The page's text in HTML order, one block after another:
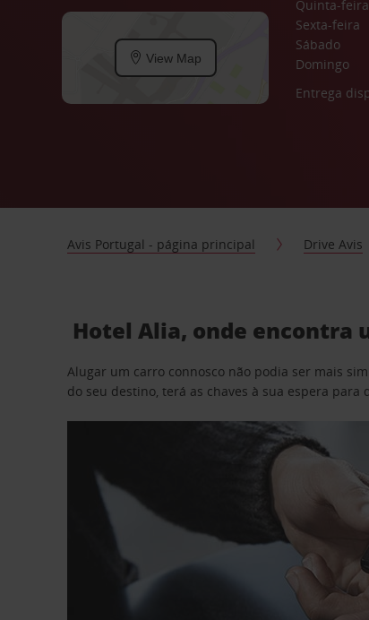
View Map
Quinta-feira
Sexta-feira
Sábado
Domingo
Entrega
Avis Portugal - página principal Drive Avis
Hotel Alia, onde encontra
Alugar um carro connosco não podia ser mais
do seu destino, terá as chaves à sua espera para